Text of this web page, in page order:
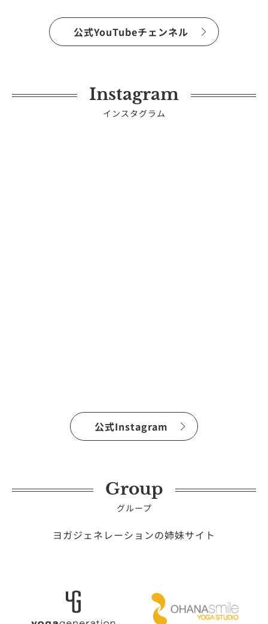
公式YouTubeチェンネル
Instagram
インスタグラム
公式Instagram
Group
グループ
ヨガジェネレーションの姉妹サイト